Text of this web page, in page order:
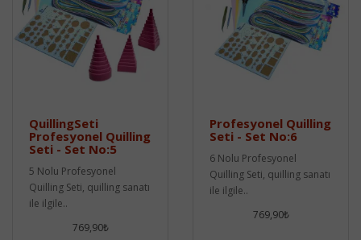
QuillingSeti
Profesyonel Quilling
Seti - Set No:5
5 Nolu Profesyonel
Quilling Seti, quilling sanatı
ile ilgile..
769,90₺
Profesyonel Quilling
Seti - Set No:6
6 Nolu Profesyonel
Quilling Seti, quilling sanatı
ile ilgile..
769,90₺